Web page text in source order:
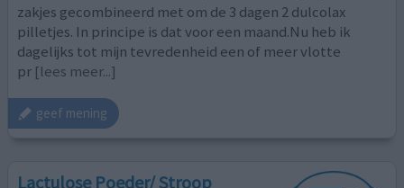
zakjes gecombineerd met om de 3 dagen 2 dulcolax
pilletjes. In principe is dat voor een maand.Nu heb ik
dagelijks tot mijn tevredenheid een of meer vlotte
pr [lees meer...]
geef mening
Lactulose Poeder/ Stroop